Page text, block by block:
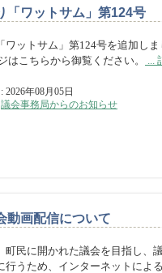
「ワットサム」第124号
ワットサム」第124号を追加し
はこちらから御覧ください。
...
年08月05日
議会事務局からのお知らせ
動画配信について
町民に開かれた議会を目指し、
行うため、インターネットによ